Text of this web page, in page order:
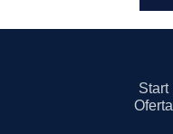
Start
Oferta